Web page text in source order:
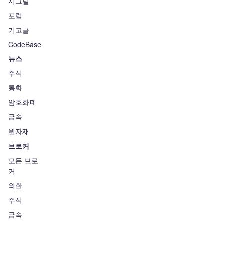
포럼
기고글
CodeBase
뉴스
주식
통화
암호화폐
금속
원자재
브로커
모든 브로
커
외환
주식
금속